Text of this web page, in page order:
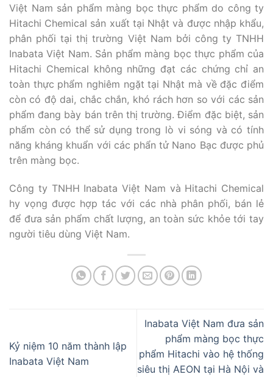
Việt Nam sản phẩm màng bọc thực phẩm do công ty
Hitachi Chemical sản xuất tại Nhật và được nhập khẩu,
phân phối tại thị trường Việt Nam bởi công ty TNHH
Inabata Việt Nam. Sản phẩm màng bọc thực phẩm của
Hitachi Chemical không những đạt các chứng chỉ an
toàn thực phẩm nghiêm ngặt tại Nhật mà về đặc điểm
còn có độ dai, chắc chắn, khó rách hơn so với các sản
phẩm đang bày bán trên thị trường. Điểm đặc biệt, sản
phẩm còn có thể sử dụng trong lò vi sóng và có tính
năng kháng khuẩn với các phẩn tử Nano Bạc được phủ
trên màng bọc.
Công ty TNHH Inabata Việt Nam và Hitachi Chemical
hy vọng được hợp tác với các nhà phân phối, bán lẻ
để đưa sản phẩm chất lượng, an toàn sức khỏe tới tay
người tiêu dùng Việt Nam.
Kỷ niệm 10 năm thành lập
Inabata Việt Nam
Inabata Việt Nam đưa sản
phẩm màng bọc thực
phẩm Hitachi vào hệ thống
siêu thị AEON tại Hà Nội và